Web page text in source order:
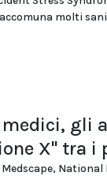
molti
gli
X" tra i